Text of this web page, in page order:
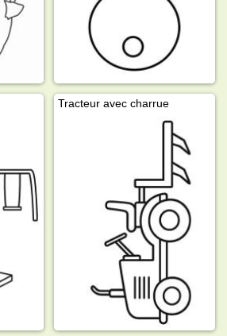
Tracteur avec charrue